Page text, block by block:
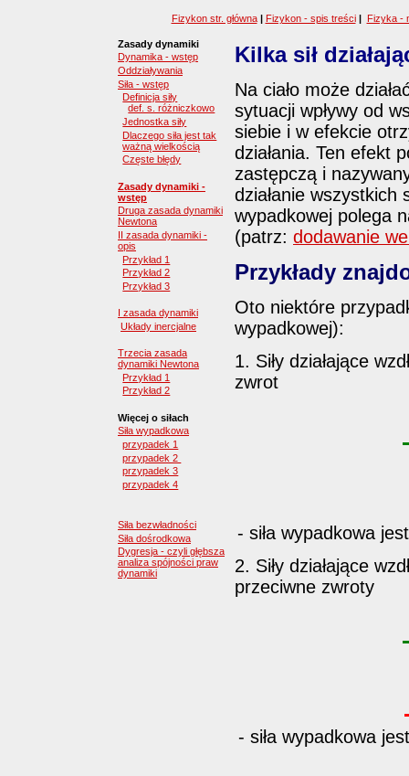
Fizykon str. główna| Fizykon - spis treści | Fizyka -
Zasady dynamiki
Dynamika - wstęp
Oddziaływania
Siła - wstęp
Definicja siły
def. s. różniczkowo
Jednostka siły
Dlaczego siła jest tak
ważną wielkością
Częste błędy
Zasady dynamiki -
wstęp
Druga zasada dynamiki
Newtona
II zasada dynamiki -
opis
Przykład 1
Przykład 2
Przykład 3
I zasada dynamiki
Układy inercjalne
Trzecia zasada
dynamiki Newtona
Przykład 1
Przykład 2
Więcej o siłach
Siła wypadkowa
przypadek 1
przypadek 2
przypadek 3
przypadek 4
Siła bezwładności
Siła dośrodkowa
Dygresja - czyli głębsza
analiza spójności praw
dynamiki
Kilka sił
Na ciało może
sytuacji wpływy od
siebie i w efekcie
działania. Ten efekt
zastępczą i
działanie wszystkich
wypadkowej polega
(patrz: dodawanie
Przykłady
Oto niektóre
wypadkowej):
1. Siły działające
zwrot
- siła wypadkowa
2. Siły działające
przeciwne zwroty
- siła wypadkowa